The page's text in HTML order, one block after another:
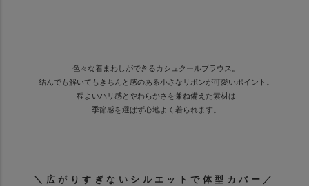
色々な着まわしができるカシュクールブラウス。
結んでも解いてもきちんと感のある小さなリボンが可愛いポイント。
程よいハリ感とやわらかさを兼ね備えた素材は
季節感を選ばず心地よく着られます。
＼広がりすぎないシルエットで体型カバー／